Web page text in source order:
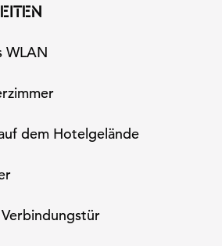
WLAN
dem Hotelgelände